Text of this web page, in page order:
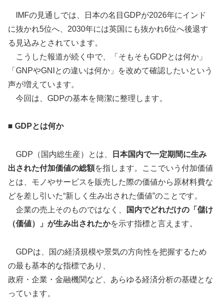
IMFの見通しでは、日本の名目GDPが2026年にインド
に抜かれ5位へ、2030年には英国にも抜かれ6位へ後退す
る見込みとされています。
こうした報道が続く中で、「そもそもGDPとは何か」
「GNPやGNIとの違いは何か」を改めて確認したいという
声が増えています。
今回は、GDPの基本を簡潔に整理します。
■ GDPとは何か
GDP（国内総生産）とは、
日本国内で一定期間に生み
出された付加価値の総額を指します。ここでいう付加価値
とは、モノやサービスを販売した際の価値から原材料費な
どを差し引いた“新しく生み出された価値”のことです。
企業の売上そのものではなく、
国内でどれだけの「儲け
（価値）」が生み出されたかを示す指標と言えます。
GDPは、国の経済規模や景気の方向性を把握するため
の最も基本的な指標であり、
政府・企業・金融機関など、あらゆる経済分析の基礎とな
っています。